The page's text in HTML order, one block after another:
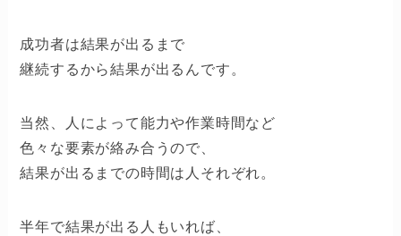
成功者は結果が出るまで
継続するから結果が出るんです。
当然、人によって能力や作業時間など
色々な要素が絡み合うので、
結果が出るまでの時間は人それぞれ。
半年で結果が出る人もいれば、